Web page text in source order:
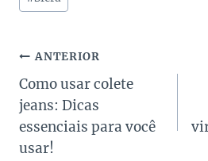
Navegação
de
Post
ANTERIOR
Como usar colete
jeans: Dicas
essenciais para você
usar!